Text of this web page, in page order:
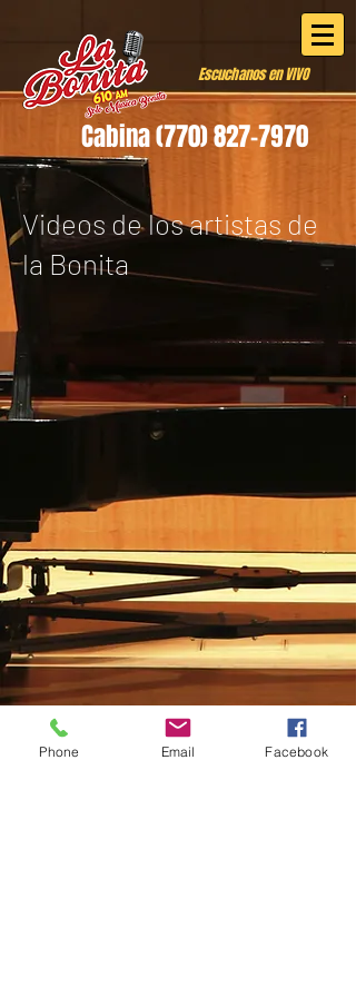
Escuchanos en VIVO
Cabina(770) 827-7970
Videos de los artistas de
la Bonita
Phone Email Facebook